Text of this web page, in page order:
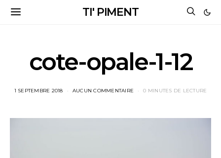
TI' PIMENT
cote-opale-1-12
1 SEPTEMBRE 2018 AUCUN COMMENTAIRE 0 MINUTES DE LECTURE